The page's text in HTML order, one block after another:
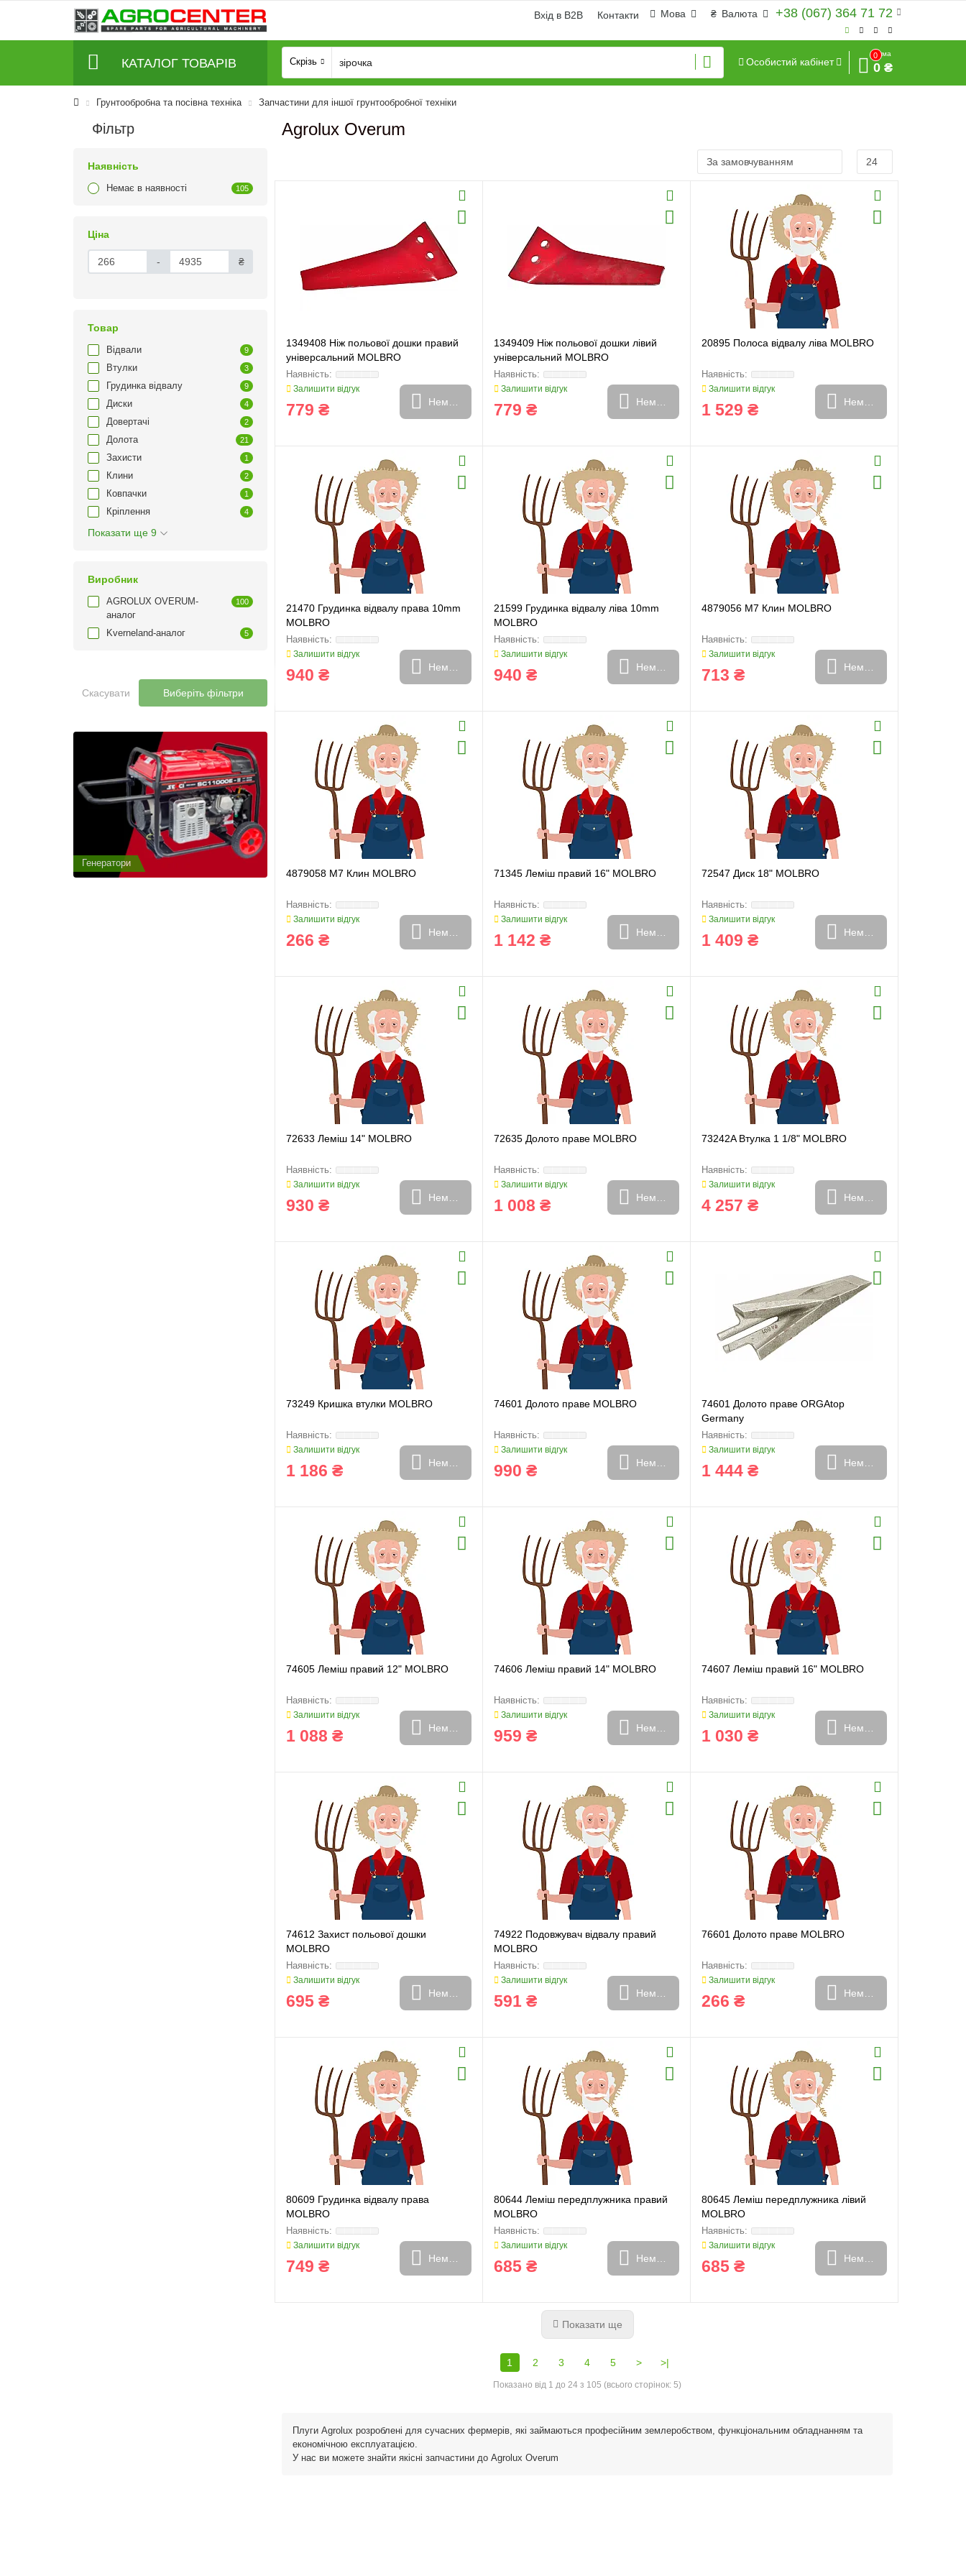
+38 (067) 364 71 72
₴ Валюта
Мова
Вхід в B2B Контакти
КАТАЛОГ ТОВАРІВ Скрізь Особистий кабінет
0
Сума
0 ₴
Грунтообробна та посівна техніка Запчастини для іншої грунтообробної техніки
Фільтр
Наявність
Немає в наявності 105
Ціна
- ₴
Товар
Відвали 9
Втулки 3
Грудинка відвалу 9
Диски 4
Довертачі 2
Долота 21
Захисти 1
Клини 2
Ковпачки 1
Кріплення 4
Показати ще 9
Виробник
AGROLUX OVERUM-
аналог
100
Kverneland-аналог 5
Скасувати Виберіть фільтри
Генератори
Agrolux Overum
1349408 Ніж польової дошки правий
універсальний MOLBRO
Залишити відгук
779 ₴ Немає в наявності
1349409 Ніж польової дошки лівий
універсальний MOLBRO
Залишити відгук
779 ₴ Немає в наявності
20895 Полоса відвалу ліва MOLBRO
Залишити відгук
1 529 ₴ Немає в наявності
21470 Грудинка відвалу права 10mm
MOLBRO
Залишити відгук
940 ₴ Немає в наявності
21599 Грудинка відвалу ліва 10mm
MOLBRO
Залишити відгук
940 ₴ Немає в наявності
4879056 M7 Клин MOLBRO
Залишити відгук
713 ₴ Немає в наявності
4879058 M7 Клин MOLBRO
Залишити відгук
266 ₴ Немає в наявності
71345 Леміш правий 16" MOLBRO
Залишити відгук
1 142 ₴ Немає в наявності
72547 Диск 18" MOLBRO
Залишити відгук
1 409 ₴ Немає в наявності
72633 Леміш 14" MOLBRO
Залишити відгук
930 ₴ Немає в наявності
72635 Долото праве MOLBRO
Залишити відгук
1 008 ₴ Немає в наявності
73242A Втулка 1 1/8" MOLBRO
Залишити відгук
4 257 ₴ Немає в наявності
73249 Кришка втулки MOLBRO
Залишити відгук
1 186 ₴ Немає в наявності
74601 Долото праве MOLBRO
Залишити відгук
990 ₴ Немає в наявності
74601 Долото праве ORGAtop
Germany
Залишити відгук
1 444 ₴ Немає в наявності
74605 Леміш правий 12" MOLBRO
Залишити відгук
1 088 ₴ Немає в наявності
74606 Леміш правий 14" MOLBRO
Залишити відгук
959 ₴ Немає в наявності
74607 Леміш правий 16" MOLBRO
Залишити відгук
1 030 ₴ Немає в наявності
74612 Захист польової дошки
MOLBRO
Залишити відгук
695 ₴ Немає в наявності
74922 Подовжувач відвалу правий
MOLBRO
Залишити відгук
591 ₴ Немає в наявності
76601 Долото праве MOLBRO
Залишити відгук
266 ₴ Немає в наявності
80609 Грудинка відвалу права
MOLBRO
Залишити відгук
749 ₴ Немає в наявності
80644 Леміш передплужника правий
MOLBRO
Залишити відгук
685 ₴ Немає в наявності
80645 Леміш передплужника лівий
MOLBRO
Залишити відгук
685 ₴ Немає в наявності
Показати ще
1 2 3 4 5 > >|
Показано від 1 до 24 з 105 (всього сторінок: 5)
Плуги Agrolux розроблені для сучасних фермерів, які займаються професійним землеробством, функціональним обладнанням та
економічною експлуатацією.
У нас ви можете знайти якісні запчастини до Agrolux Overum